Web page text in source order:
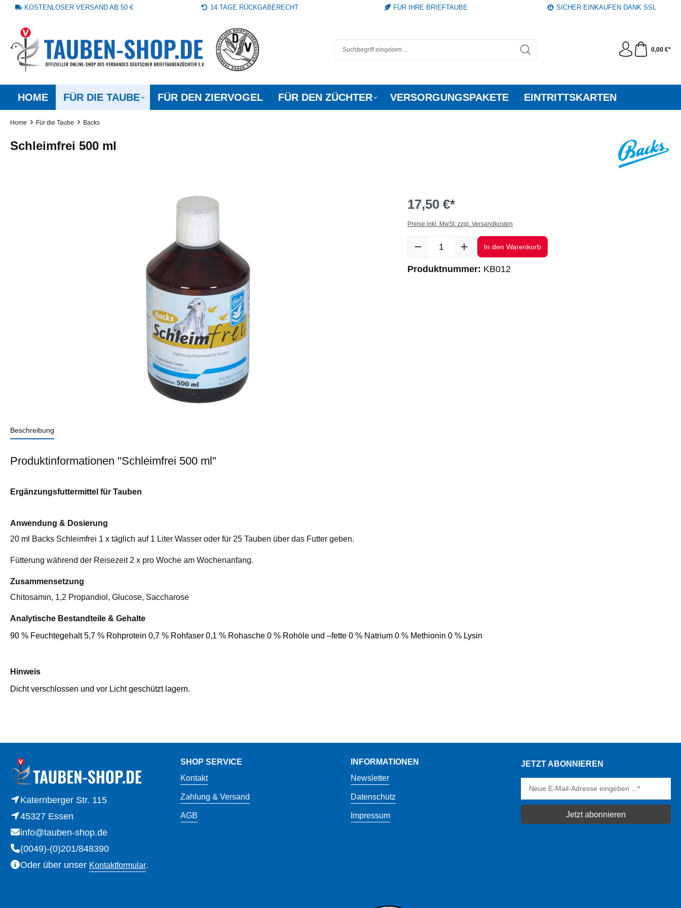
Zur Hauptnavigation springen
KOSTENLOSER VERSAND AB 50 € 14 TAGE RÜCKGABERECHT FÜR IHRE BRIEFTAUBE SICHER EINKAUFEN DANK SSL
0,00 €*
HOME FÜR DIE TAUBE FÜR DEN ZIERVOGEL FÜR DEN ZÜCHTER VERSORGUNGSPAKETE EINTRITTSKARTEN
Home Für die Taube Backs
Schleimfrei 500 ml
17,50 €*
Preise inkl. MwSt. zzgl. Versandkosten
Produkt Anzahl: Gib den gewünschten Wert ein oder benutze die Schaltflächen
In den Warenkorb
Produktnummer: KB012
Beschreibung
Produktinformationen "Schleimfrei 500 ml"
Ergänzungsfuttermittel für Tauben
Anwendung & Dosierung
20 ml Backs Schleimfrei 1 x täglich auf 1 Liter Wasser oder für 25 Tauben über das Futter geben.
Fütterung während der Reisezeit 2 x pro Woche am Wochenanfang.
Zusammensetzung
Chitosamin, 1,2 Propandiol, Glucose, Saccharose
Analytische Bestandteile & Gehalte
90 % Feuchtegehalt 5,7 % Rohprotein 0,7 % Rohfaser 0,1 % Rohasche 0 % Rohöle und –fette 0 % Natrium 0 % Methionin 0 % Lysin
Hinweis
Dicht verschlossen und vor Licht geschützt lagern.
Katernberger Str. 115
45327 Essen
info@tauben-shop.de
(0049)-(0)201/848390
Oder über unser Kontaktformular.
SHOP SERVICE
Kontakt
Zahlung & Versand
AGB
INFORMATIONEN
Newsletter
Datenschutz
Impressum
JETZT ABONNIEREN
Jetzt abonnieren